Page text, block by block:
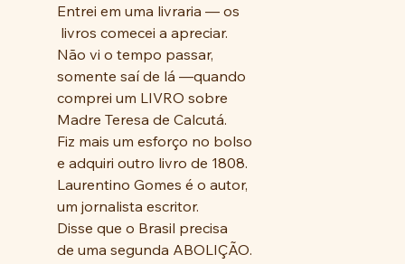
Entrei em uma livraria ― os
livros comecei a apreciar.
Não vi o tempo passar,
somente saí de lá ―quando
comprei um LIVRO sobre
Madre Teresa de Calcutá.
Fiz mais um esforço no bolso
e adquiri outro livro de 1808.
Laurentino Gomes é o autor,
um jornalista escritor.
Disse que o Brasil precisa
de uma segunda ABOLIÇÃO.